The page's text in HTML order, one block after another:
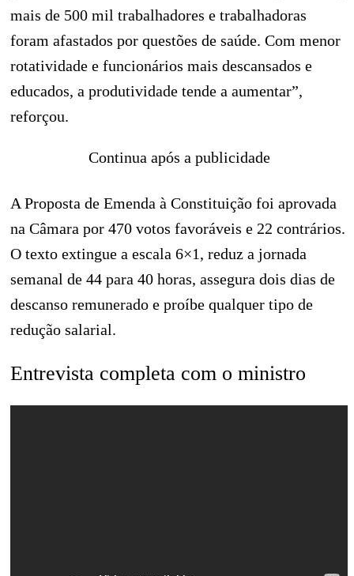
mais de 500 mil trabalhadores e trabalhadoras
foram afastados por questões de saúde. Com menor
rotatividade e funcionários mais descansados e
educados, a produtividade tende a aumentar”,
reforçou.
Continua após a publicidade
A Proposta de Emenda à Constituição foi aprovada
na Câmara por 470 votos favoráveis e 22 contrários.
O texto extingue a escala 6×1, reduz a jornada
semanal de 44 para 40 horas, assegura dois dias de
descanso remunerado e proíbe qualquer tipo de
redução salarial.
Entrevista completa com o ministro